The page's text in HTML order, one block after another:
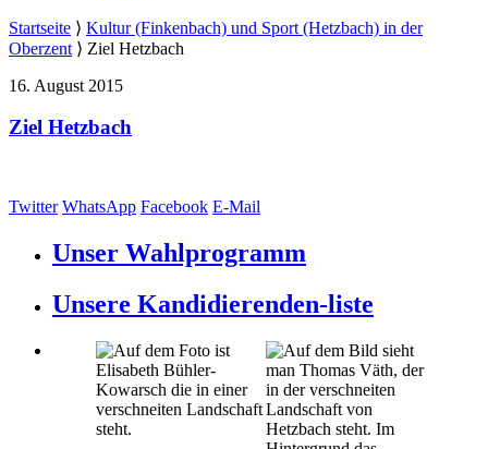
Startseite ⟩ Kultur (Finkenbach) und Sport (Hetzbach) in der
Oberzent ⟩ Ziel Hetzbach
16. August 2015
Ziel Hetzbach
Twitter WhatsApp Facebook E-Mail
Unser Wahlprogramm
Unsere Kandidierenden-liste